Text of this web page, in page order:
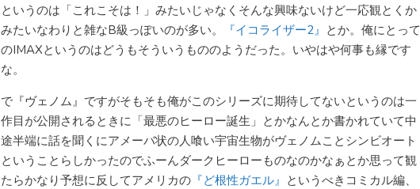
というのは「これこそは！」みたいじゃなくそんな興味ないけど一応観とくか
みたいなわりと雑なB級っぽいのが多い。
『イコライザー2』 とか。俺にとって
のIMAXというのはどうもそういうもののようだった。いやはや何事も縁です
な。
で『ヴェノム』ですがそもそも俺がこのシリーズに期待してないというのは一
作目が公開されるときに「最悪のヒーロー誕生」とかなんとか書かれていて中
途半端に話を聞くにアメーバ状の人喰い宇宙生物がヴェノムことシンビオート
ということらしかったのでふーんダークヒーローものなのかなぁとか思って観
たらかなり予想に反してアメリカの 『ど根性ガエル』 というべきコミカル編、